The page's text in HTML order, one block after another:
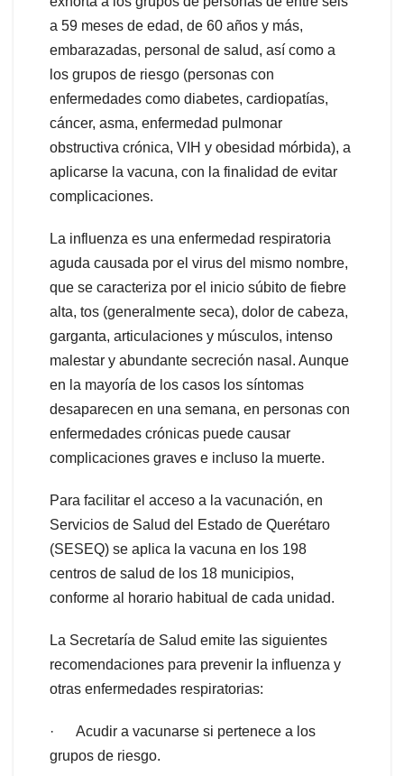
a 59 meses de edad, de 60 años y más,
embarazadas, personal de salud, así como a
los grupos de riesgo (personas con
enfermedades como diabetes, cardiopatías,
cáncer, asma, enfermedad pulmonar
obstructiva crónica, VIH y obesidad mórbida), a
aplicarse la vacuna, con la finalidad de evitar
complicaciones.
La influenza es una enfermedad respiratoria
aguda causada por el virus del mismo nombre,
que se caracteriza por el inicio súbito de fiebre
alta, tos (generalmente seca), dolor de cabeza,
garganta, articulaciones y músculos, intenso
malestar y abundante secreción nasal. Aunque
en la mayoría de los casos los síntomas
desaparecen en una semana, en personas con
enfermedades crónicas puede causar
complicaciones graves e incluso la muerte.
Para facilitar el acceso a la vacunación, en
Servicios de Salud del Estado de Querétaro
(SESEQ) se aplica la vacuna en los 198
centros de salud de los 18 municipios,
conforme al horario habitual de cada unidad.
La Secretaría de Salud emite las siguientes
recomendaciones para prevenir la influenza y
otras enfermedades respiratorias:
· Acudir a vacunarse si pertenece a los
grupos de riesgo.